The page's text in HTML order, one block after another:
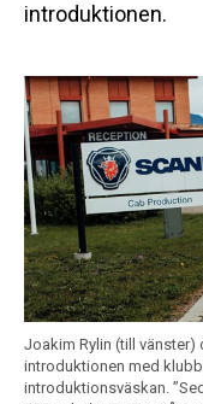
introduktionen.
Joakim Rylin (till
introduktionen med
introduktionsväskan.